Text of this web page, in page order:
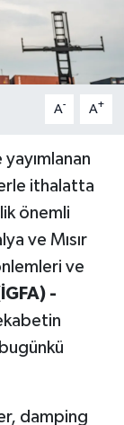
A- A+
ithalatta
önemli
ve Mısır
ve
-
damping